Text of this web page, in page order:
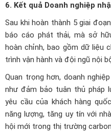
6. Kết quả Doanh nghiệp
Sau khi hoàn thành 5 giai
báo cáo phát thải, mà sở
hoàn chỉnh, bao gồm dữ liệu
trình vận hành và đội ngũ nội
Quan trọng hơn, doanh
như đảm bảo tuân thủ pháp
yêu cầu của khách hàng
năng lượng, tăng uy tín với
hội mới trong thị trường